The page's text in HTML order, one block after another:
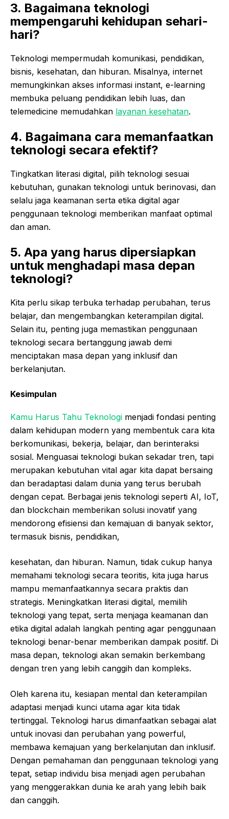
3. Bagaimana teknologi
mempengaruhi kehidupan sehari-
hari?
Teknologi mempermudah komunikasi, pendidikan,
bisnis, kesehatan, dan hiburan. Misalnya, internet
memungkinkan akses informasi instant, e-learning
membuka peluang pendidikan lebih luas, dan
telemedicine memudahkan layanan kesehatan.
4. Bagaimana cara memanfaatkan
teknologi secara efektif?
Tingkatkan literasi digital, pilih teknologi sesuai
kebutuhan, gunakan teknologi untuk berinovasi, dan
selalu jaga keamanan serta etika digital agar
penggunaan teknologi memberikan manfaat optimal
dan aman.
5. Apa yang harus dipersiapkan
untuk menghadapi masa depan
teknologi?
Kita perlu sikap terbuka terhadap perubahan, terus
belajar, dan mengembangkan keterampilan digital.
Selain itu, penting juga memastikan penggunaan
teknologi secara bertanggung jawab demi
menciptakan masa depan yang inklusif dan
berkelanjutan.
Kesimpulan
Kamu Harus Tahu Teknologi menjadi fondasi penting
dalam kehidupan modern yang membentuk cara kita
berkomunikasi, bekerja, belajar, dan berinteraksi
sosial. Menguasai teknologi bukan sekadar tren, tapi
merupakan kebutuhan vital agar kita dapat bersaing
dan beradaptasi dalam dunia yang terus berubah
dengan cepat. Berbagai jenis teknologi seperti AI, IoT,
dan blockchain memberikan solusi inovatif yang
mendorong efisiensi dan kemajuan di banyak sektor,
termasuk bisnis, pendidikan,
kesehatan, dan hiburan. Namun, tidak cukup hanya
memahami teknologi secara teoritis, kita juga harus
mampu memanfaatkannya secara praktis dan
strategis. Meningkatkan literasi digital, memilih
teknologi yang tepat, serta menjaga keamanan dan
etika digital adalah langkah penting agar penggunaan
teknologi benar-benar memberikan dampak positif. Di
masa depan, teknologi akan semakin berkembang
dengan tren yang lebih canggih dan kompleks.
Oleh karena itu, kesiapan mental dan keterampilan
adaptasi menjadi kunci utama agar kita tidak
tertinggal. Teknologi harus dimanfaatkan sebagai alat
untuk inovasi dan perubahan yang powerful,
membawa kemajuan yang berkelanjutan dan inklusif.
Dengan pemahaman dan penggunaan teknologi yang
tepat, setiap individu bisa menjadi agen perubahan
yang menggerakkan dunia ke arah yang lebih baik
dan canggih.